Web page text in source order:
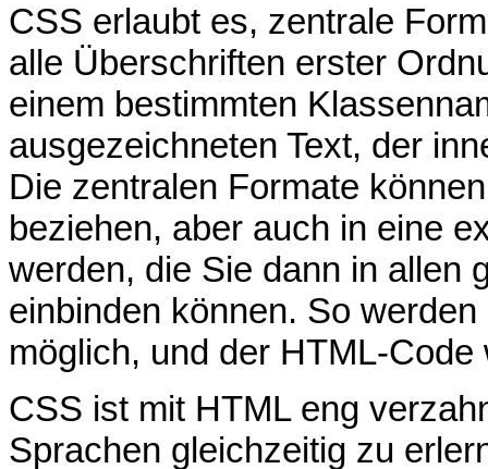
CSS erlaubt es, zentrale
alle Überschriften erster
einem bestimmten
ausgezeichneten Text, der
Die zentralen Formate
beziehen, aber auch in eine
werden, die Sie dann in allen
einbinden können. So
möglich, und der HTML-
CSS ist mit HTML eng
Sprachen gleichzeitig zu